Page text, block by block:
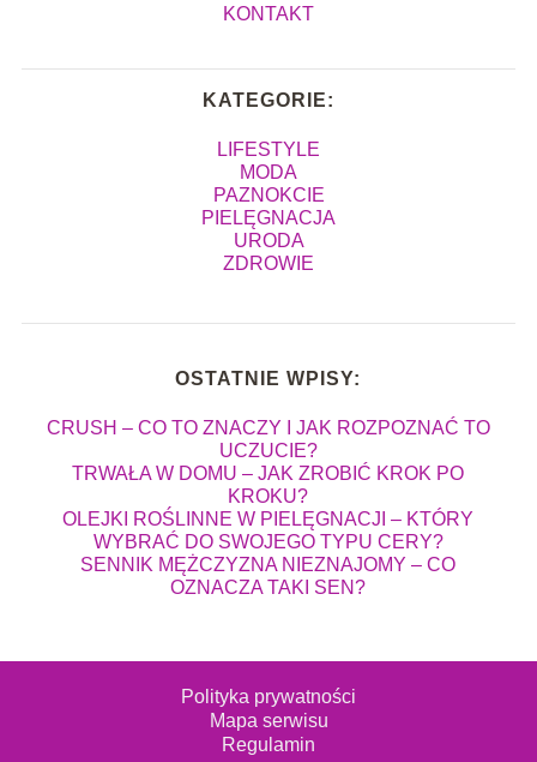
KONTAKT
KATEGORIE:
LIFESTYLE
MODA
PAZNOKCIE
PIELĘGNACJA
URODA
ZDROWIE
OSTATNIE WPISY:
CRUSH – CO TO ZNACZY I JAK ROZPOZNAĆ TO
UCZUCIE?
TRWAŁA W DOMU – JAK ZROBIĆ KROK PO
KROKU?
OLEJKI ROŚLINNE W PIELĘGNACJI – KTÓRY
WYBRAĆ DO SWOJEGO TYPU CERY?
SENNIK MĘŻCZYZNA NIEZNAJOMY – CO
OZNACZA TAKI SEN?
Polityka prywatności
Mapa serwisu
Regulamin